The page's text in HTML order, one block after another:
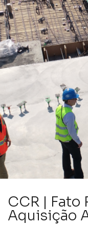
CCR | Fato
Aquisição